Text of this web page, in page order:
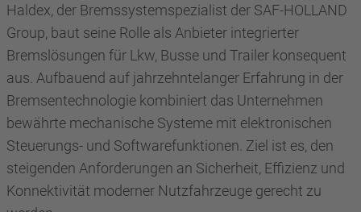
Haldex, der Bremssystemspezialist der SAF-HOLLAND
Group, baut seine Rolle als Anbieter integrierter
Bremslösungen für Lkw, Busse und Trailer konsequent
aus. Aufbauend auf jahrzehntelanger Erfahrung in der
Bremsentechnologie kombiniert das Unternehmen
bewährte mechanische Systeme mit elektronischen
Steuerungs- und Softwarefunktionen. Ziel ist es, den
steigenden Anforderungen an Sicherheit, Effizienz und
Konnektivität moderner Nutzfahrzeuge gerecht zu